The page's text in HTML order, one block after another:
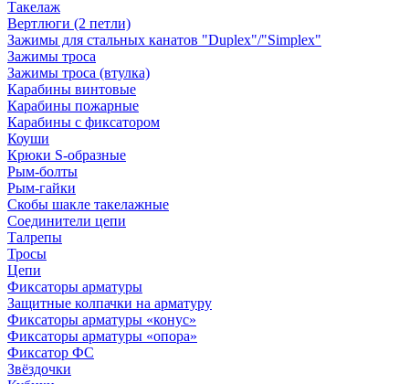
Такелаж
Вертлюги (2 петли)
Зажимы для стальных канатов "Duplex"/"Simplex"
Зажимы троса
Зажимы троса (втулка)
Карабины винтовые
Карабины пожарные
Карабины с фиксатором
Коуши
Крюки S-образные
Рым-болты
Рым-гайки
Скобы шакле такелажные
Соединители цепи
Талрепы
Тросы
Цепи
Фиксаторы арматуры
Защитные колпачки на арматуру
Фиксаторы арматуры «конус»
Фиксаторы арматуры «опора»
Фиксатор ФС
Звёздочки